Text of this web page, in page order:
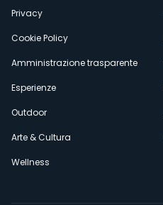
Privacy
Cookie Policy
Amministrazione trasparente
Esperienze
Outdoor
Arte & Cultura
Wellness